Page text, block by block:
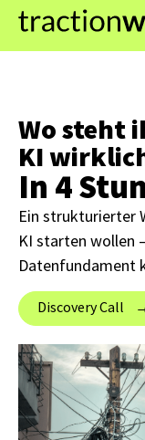
Wo steht
KI
In 4
Ein strukturierter
KI starten wollen
Datenfundament
Discovery Call